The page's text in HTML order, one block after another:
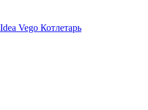
Vego Котлетарь